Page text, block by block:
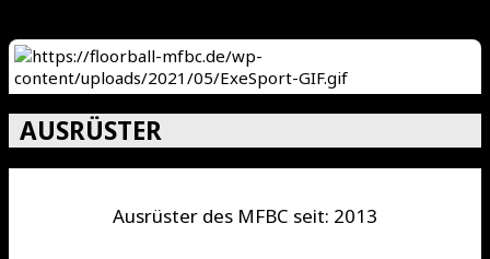
AUSRÜSTER
Ausrüster des MFBC seit: 2013